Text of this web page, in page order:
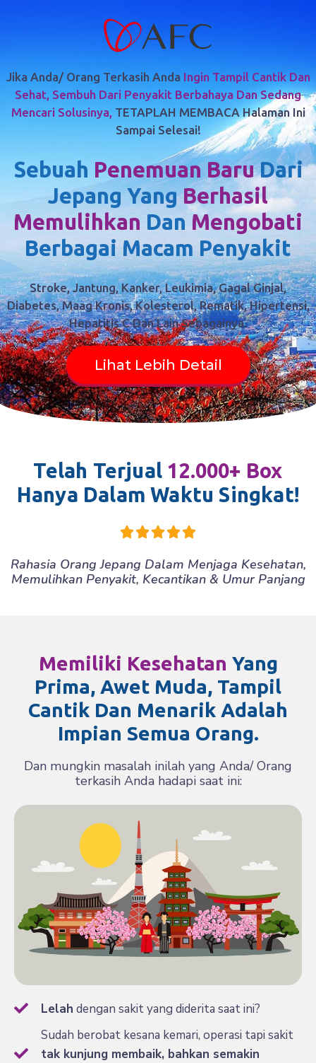
Jika Anda/ Orang Terkasih Anda Ingin Tampil Cantik Dan
Sehat, Sembuh Dari Penyakit Berbahaya Dan Sedang
Mencari Solusinya, TETAPLAH MEMBACA Halaman Ini
Sampai Selesai!
Sebuah Penemuan BaruDari
Jepang YangBerhasil
Memulihkan Dan Mengobati
Berbagai Macam Penyakit
Stroke, Jantung, Kanker, Leukimia, Gagal Ginjal,
Diabetes, Maag Kronis, Kolesterol, Rematik, Hipertensi,
Hepatitis C Dan Lain Sebagainya.
Lihat Lebih Detail
Telah Terjual 12.000+ Box
Hanya Dalam Waktu Singkat!

Rahasia Orang Jepang Dalam Menjaga Kesehatan,
Memulihkan Penyakit, Kecantikan & Umur Panjang
Memiliki Kesehatan Yang
Prima, Awet Muda, Tampil
Cantik Dan Menarik Adalah
Impian Semua Orang.
Dan mungkin masalah inilah yang Anda/ Orang
terkasih Anda hadapi saat ini:
Lelah dengan sakit yang diderita saat ini?
Sudah berobat kesana kemari, operasi tapi sakit
tak kunjung membaik, bahkan semakin